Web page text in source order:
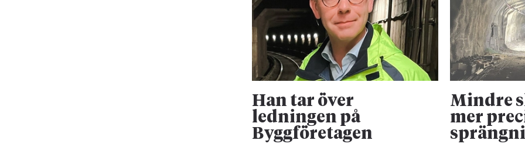
Han tar över
ledningen på
Byggföretagen
Mindre
mer